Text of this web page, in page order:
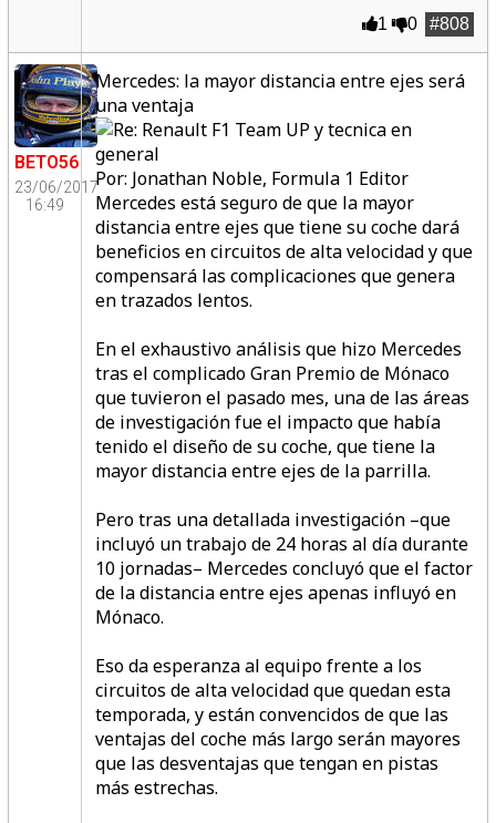
#808
1 0
BETO56
23/06/2017
16:49
Mercedes: la mayor distancia entre ejes será
una ventaja
Por: Jonathan Noble, Formula 1 Editor
Mercedes está seguro de que la mayor
distancia entre ejes que tiene su coche dará
beneficios en circuitos de alta velocidad y que
compensará las complicaciones que genera
en trazados lentos.
En el exhaustivo análisis que hizo Mercedes
tras el complicado Gran Premio de Mónaco
que tuvieron el pasado mes, una de las áreas
de investigación fue el impacto que había
tenido el diseño de su coche, que tiene la
mayor distancia entre ejes de la parrilla.
Pero tras una detallada investigación –que
incluyó un trabajo de 24 horas al día durante
10 jornadas– Mercedes concluyó que el factor
de la distancia entre ejes apenas influyó en
Mónaco.
Eso da esperanza al equipo frente a los
circuitos de alta velocidad que quedan esta
temporada, y están convencidos de que las
ventajas del coche más largo serán mayores
que las desventajas que tengan en pistas
más estrechas.